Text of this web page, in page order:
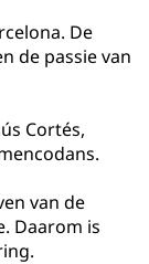
De
de passie van
Cortés,
van de
Daarom is